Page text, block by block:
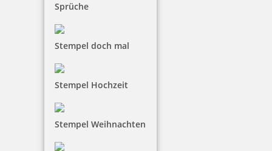
Sprüche
Stempel doch mal
Stempel Hochzeit
Stempel Weihnachten